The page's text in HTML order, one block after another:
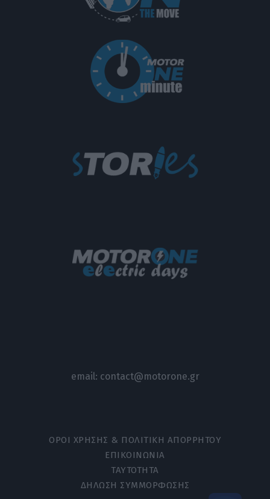
email: contact@motorone.gr
ΟΡΟΙ ΧΡΗΣΗΣ & ΠΟΛΙΤΙΚΗ ΑΠΟΡΡΗΤΟΥ
ΕΠΙΚΟΙΝΩΝΙΑ
ΤΑΥΤΟΤΗΤΑ
ΔΗΛΩΣΗ ΣΥΜΜΟΡΦΩΣΗΣ